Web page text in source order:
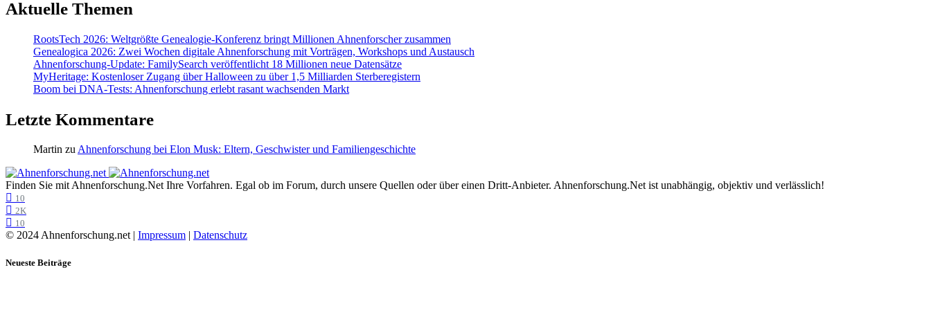
Aktuelle Themen
RootsTech 2026: Weltgrößte Genealogie-Konferenz bringt Millionen Ahnenforscher zusammen
Genealogica 2026: Zwei Wochen digitale Ahnenforschung mit Vorträgen, Workshops und Austausch
Ahnenforschung-Update: FamilySearch veröffentlicht 18 Millionen neue Datensätze
MyHeritage: Kostenloser Zugang über Halloween zu über 1,5 Milliarden Sterberegistern
Boom bei DNA-Tests: Ahnenforschung erlebt rasant wachsenden Markt
Letzte Kommentare
Martin zu Ahnenforschung bei Elon Musk: Eltern, Geschwister und Familiengeschichte
Finden Sie mit Ahnenforschung.Net Ihre Vorfahren. Egal ob im Forum, durch unsere Quellen oder über einen Dritt-Anbieter. Ahnenforschung.Net ist unabhängig, objektiv und verlässlich!
10
2K
10
© 2024 Ahnenforschung.net | Impressum | Datenschutz
Neueste Beiträge